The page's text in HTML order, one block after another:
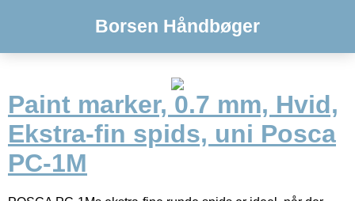
Borsen Håndbøger
Paint marker, 0.7 mm, Hvid,
Ekstra-fin spids, uni Posca
PC-1M